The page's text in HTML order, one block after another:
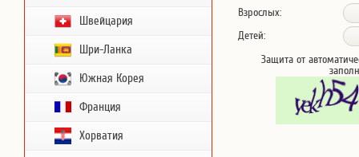
Швейцария
Шри-Ланка
Южная Корея
Франция
Хорватия
Взрослых:
Детей:
Защита от